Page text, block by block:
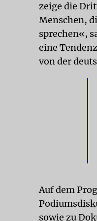
zeige die
Menschen,
sprechen«,
eine
von der
Auf dem
sowie zu